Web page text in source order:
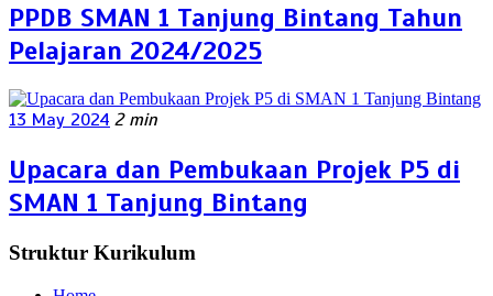
PPDB SMAN 1 Tanjung Bintang Tahun
Pelajaran 2024/2025
13 May 2024 2 min
Upacara dan Pembukaan Projek P5 di
SMAN 1 Tanjung Bintang
Struktur Kurikulum